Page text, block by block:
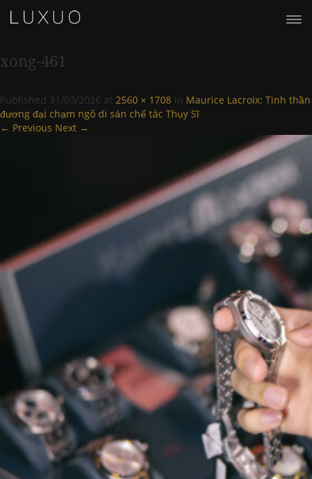
xong-461
Published 31/03/2026 at 2560 × 1708 in Maurice Lacroix: Tinh thần
đương đại chạm ngõ di sản chế tác Thụy Sĩ.
← Previous Next →